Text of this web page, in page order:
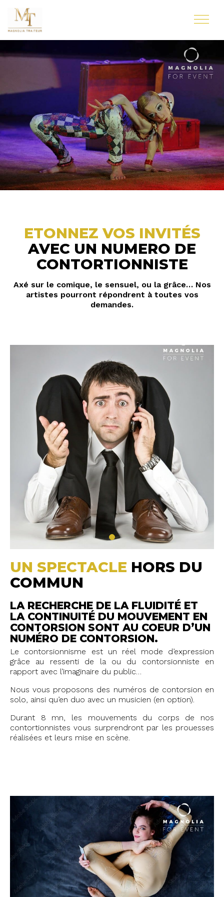
ETONNEZ VOS INVITÉS
AVEC UN NUMERO DE
CONTORTIONNISTE
Axé sur le comique, le sensuel, ou la grâce… Nos
artistes pourront répondrent à toutes vos
demandes.
UN SPECTACLE HORS DU
COMMUN
LA RECHERCHE DE LA FLUIDITÉ ET
LA CONTINUITÉ DU MOUVEMENT EN
CONTORSION SONT AU COEUR D’UN
NUMÉRO DE CONTORSION.
Le contorsionnisme est un réel mode d’expression
grâce au ressenti de la ou du contorsionniste en
rapport avec l’imaginaire du public…
Nous vous proposons des numéros de contorsion en
solo, ainsi qu’en duo avec un musicien (en option).
Durant 8 mn, les mouvements du corps de nos
contortionnistes vous surprendront par les prouesses
réalisées et leurs mise en scène.